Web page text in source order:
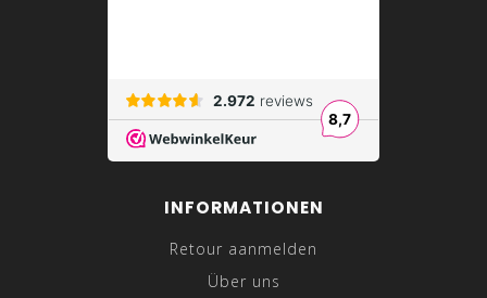
INFORMATIONEN
Retour aanmelden
Über uns